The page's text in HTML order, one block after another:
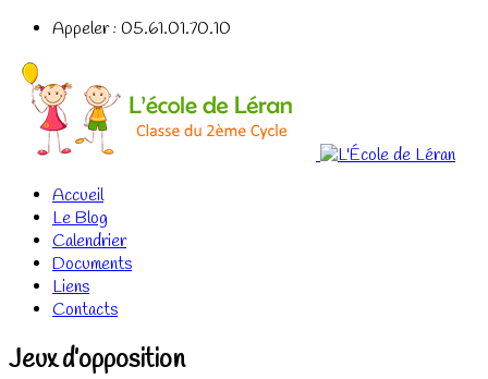
Appeler : 05.61.01.70.10
Accueil
Le Blog
Calendrier
Documents
Liens
Contacts
Jeux d’opposition